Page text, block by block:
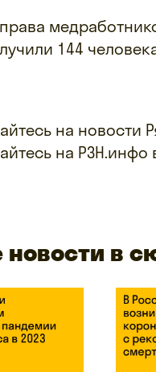
144
на новости
на РЗН.инфо
новости в